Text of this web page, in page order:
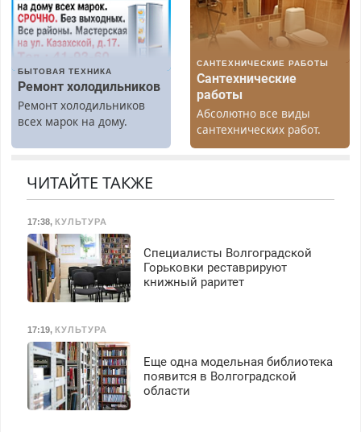
Все районы. Скидка.
Вызов бесплатный.
БЫТОВАЯ ТЕХНИКА
Ремонт холодильников
Ремонт холодильников
всех марок на дому.
САНТЕХНИЧЕСКИЕ РАБОТЫ
Сантехнические
работы
Абсолютно все виды
сантехнических работ.
Быстро. Качественно.
ЧИТАЙТЕ ТАКЖЕ
17:38, КУЛЬТУРА
Специалисты Волгоградской
Горьковки реставрируют
книжный раритет
17:19, КУЛЬТУРА
Еще одна модельная библиотека
появится в Волгоградской
области